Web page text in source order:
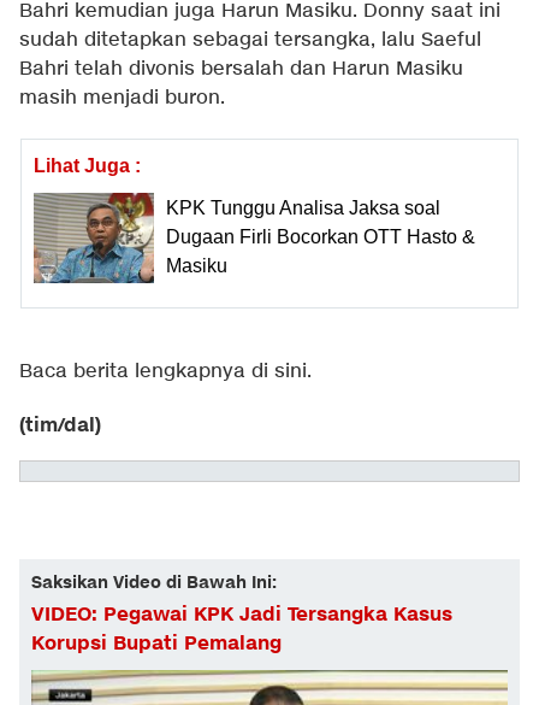
Bahri kemudian juga Harun Masiku. Donny saat ini
sudah ditetapkan sebagai tersangka, lalu Saeful
Bahri telah divonis bersalah dan Harun Masiku
masih menjadi buron.
Lihat Juga :
KPK Tunggu Analisa Jaksa soal
Dugaan Firli Bocorkan OTT Hasto &
Masiku
Baca berita lengkapnya di sini.
(tim/dal)
Saksikan Video di Bawah Ini:
VIDEO: Pegawai KPK Jadi Tersangka Kasus
Korupsi Bupati Pemalang